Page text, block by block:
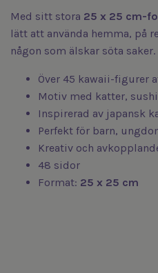
Med sitt stora 25 x 25 cm-
lätt att använda hemma, på
någon som älskar söta saker.
Över 45 kawaii-figurer
Motiv med katter,
Inspirerad av japansk
Perfekt för barn,
Kreativ och
48 sidor
Format: 25 x 25 cm